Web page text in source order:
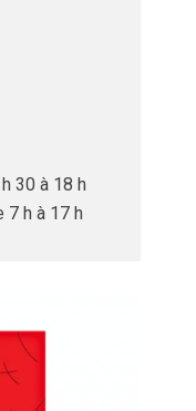
30 à 18 h
7 h à 17 h